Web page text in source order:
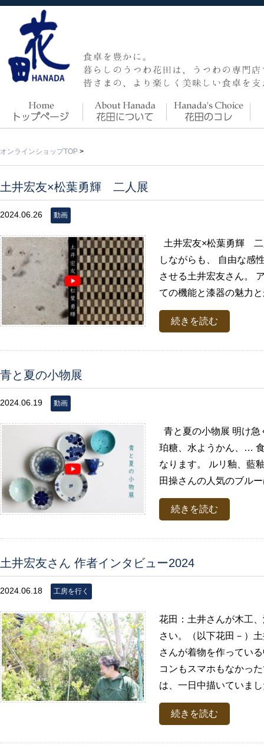
オンラインショップTOP >
土井宏友×松葉勇輝 二人展
2024.06.26 動画
土井宏友×松葉勇輝 二
しながらも、 自由な感
させる土井宏友さん。
ての機能と漆器の魅力
続きを読む
青と夏の小物展
2024.06.19 動画
青と夏の小物展 明け
珀糖、水ようかん、…
なります。 ルリ釉、藍
田操さんの人気のブル
続きを読む
土井宏友さん 作者インタビュー2024
2024.06.18 工房を行く
花田：土井さんが木工
さい。（以下花田－）
さんが着物を作ってい
コンもスマホもなかっ
は、一日中描いていま
続きを読む